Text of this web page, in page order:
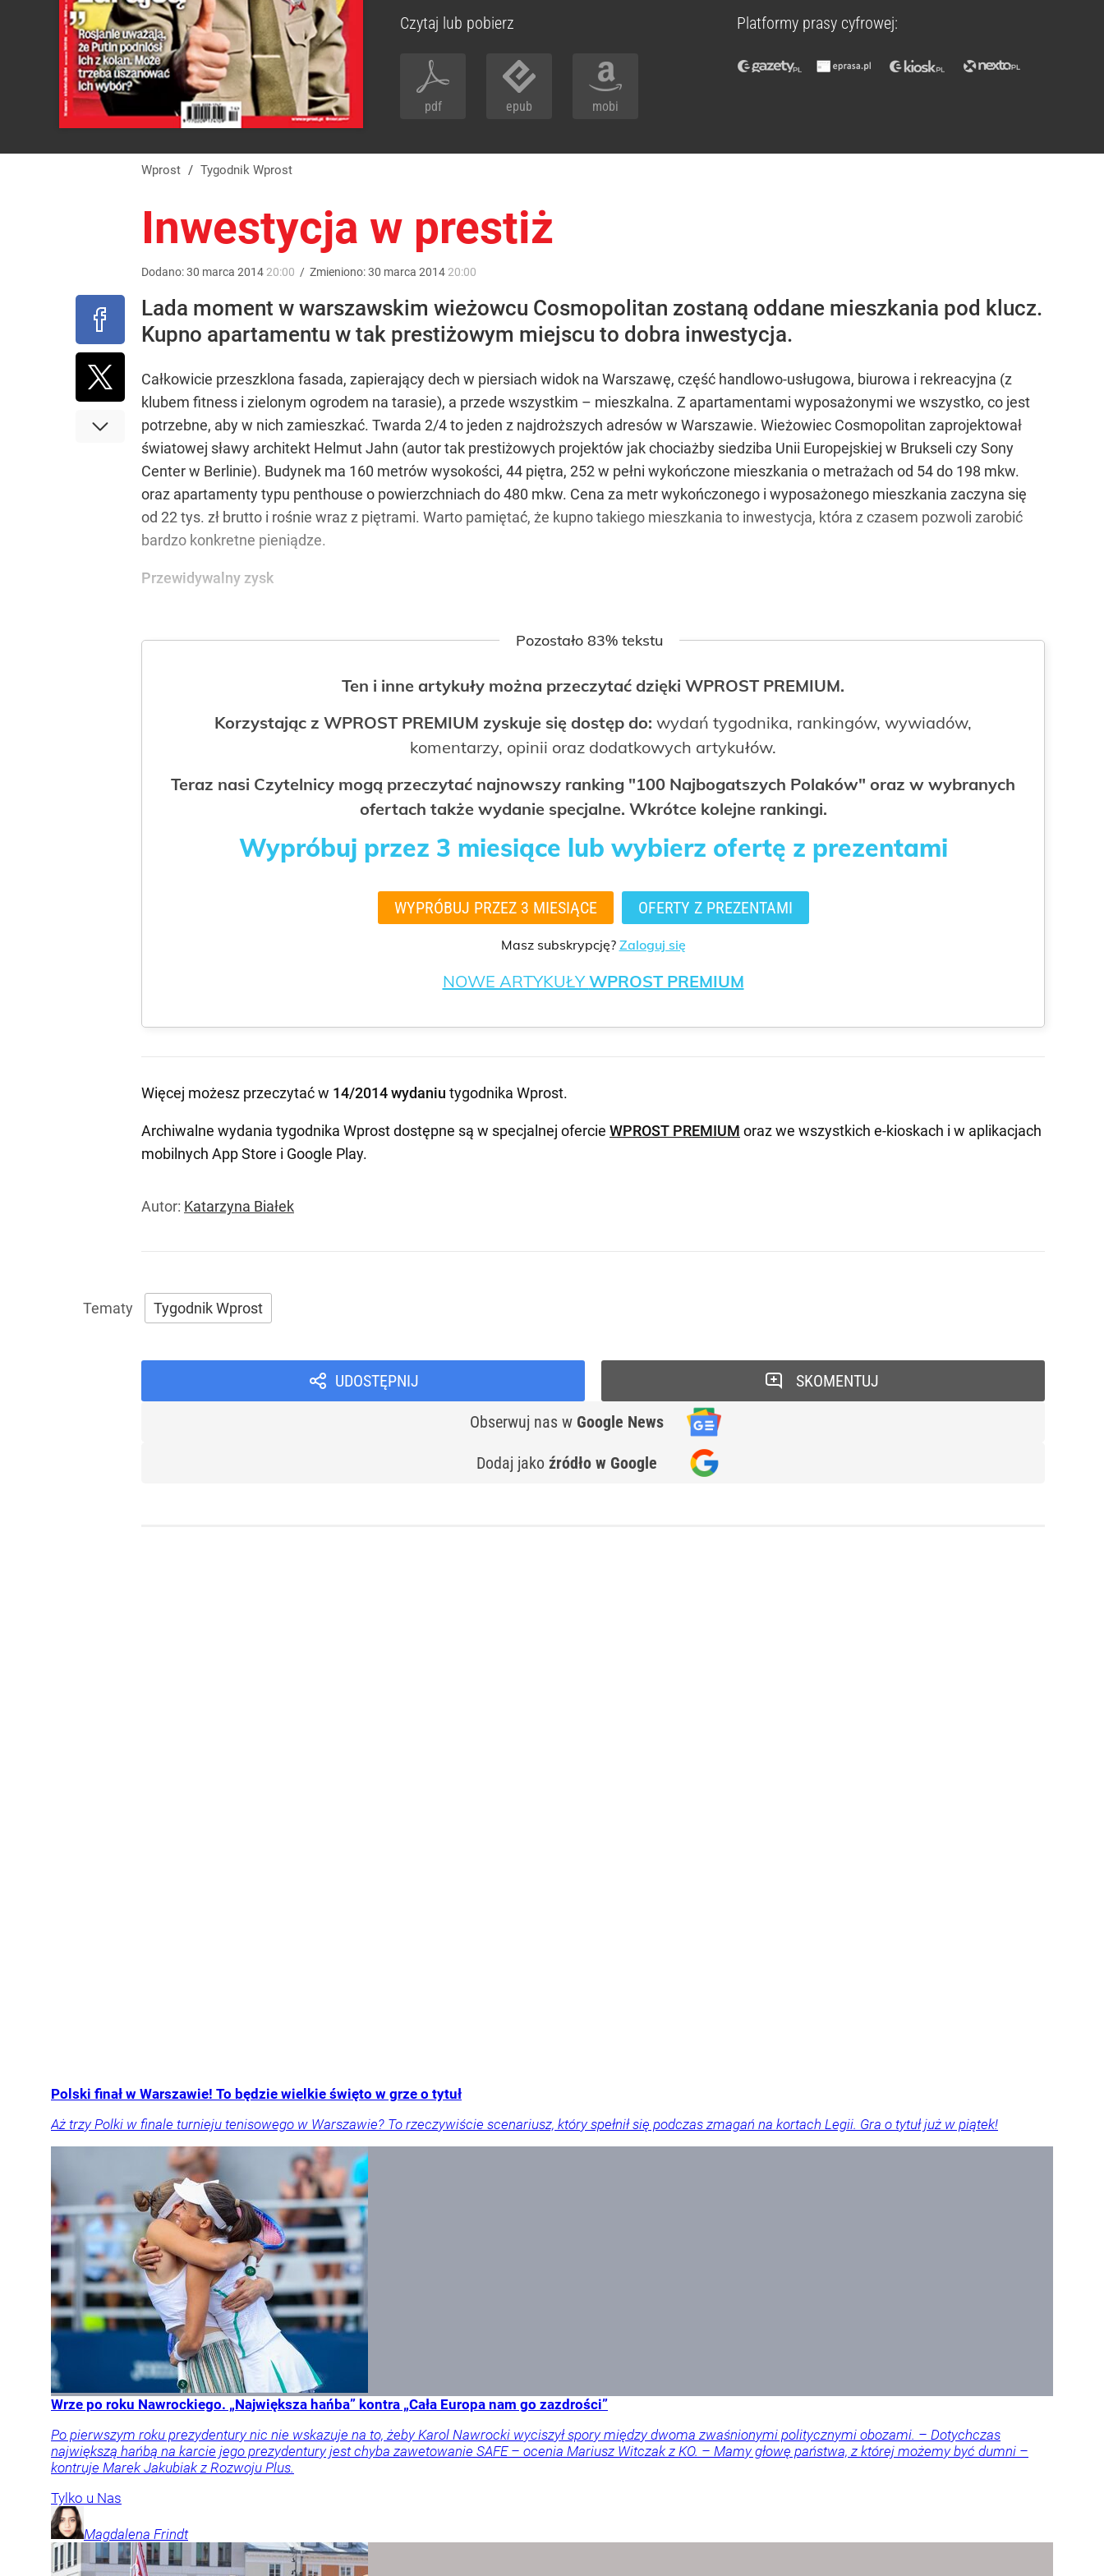
Czytaj lub pobierz
pdf epub mobi
Platformy prasy cyfrowej:
Wprost / Tygodnik Wprost
Inwestycja w prestiż
Dodano:30 marca 2014 20:00 / Zmieniono:30 marca 2014 20:00
Lada moment w warszawskim wieżowcu Cosmopolitan zostaną oddane mieszkania pod klucz.
Kupno apartamentu w tak prestiżowym miejscu to dobra inwestycja.
Całkowicie przeszklona fasada, zapierający dech w piersiach widok na Warszawę, część handlowo-usługowa, biurowa i rekreacyjna (z
klubem fitness i zielonym ogrodem na tarasie), a przede wszystkim – mieszkalna. Z apartamentami wyposażonymi we wszystko, co jest
potrzebne, aby w nich zamieszkać. Twarda 2/4 to jeden z najdroższych adresów w Warszawie. Wieżowiec Cosmopolitan zaprojektował
światowej sławy architekt Helmut Jahn (autor tak prestiżowych projektów jak chociażby siedziba Unii Europejskiej w Brukseli czy Sony
Center w Berlinie). Budynek ma 160 metrów wysokości, 44 piętra, 252 w pełni wykończone mieszkania o metrażach od 54 do 198 mkw.
oraz apartamenty typu penthouse o powierzchniach do 480 mkw. Cena za metr wykończonego i wyposażonego mieszkania zaczyna się
od 22 tys. zł brutto i rośnie wraz z piętrami. Warto pamiętać, że kupno takiego mieszkania to inwestycja, która z czasem pozwoli zarobić
bardzo konkretne pieniądze.
Przewidywalny zysk
Pozostało 83% tekstu
Ten i inne artykuły można przeczytać dzięki WPROST PREMIUM.
Korzystając z WPROST PREMIUM zyskuje się dostęp do: wydań tygodnika, rankingów, wywiadów,
komentarzy, opinii oraz dodatkowych artykułów.
Teraz nasi Czytelnicy mogą przeczytać najnowszy ranking "100 Najbogatszych Polaków" oraz w wybranych
ofertach także wydanie specjalne. Wkrótce kolejne rankingi.
Wypróbuj przez 3 miesiące lub wybierz ofertę z prezentami
WYPRÓBUJ PRZEZ 3 MIESIĄCE OFERTY Z PREZENTAMI
Masz subskrypcję? Zaloguj się
NOWE ARTYKUŁYWPROST PREMIUM
Więcej możesz przeczytać w 14/2014 wydaniu tygodnika Wprost.
Archiwalne wydania tygodnika Wprost dostępne są w specjalnej ofercie WPROST PREMIUM oraz we wszystkich e-kioskach i w aplikacjach
mobilnych App Store i Google Play.
Autor: Katarzyna Białek
Tygodnik Wprost
UDOSTĘPNIJ
Obserwuj nas w Google News
Dodaj jako źródło w Google
SKOMENTUJ
Polski finał w Warszawie! To będzie wielkie święto w grze o tytuł
Aż trzy Polki w finale turnieju tenisowego w Warszawie? To rzeczywiście scenariusz, który spełnił się podczas zmagań na kortach Legii. Gra o tytuł już w piątek!
Wrze po roku Nawrockiego. „Największa hańba” kontra „Cała Europa nam go zazdrości”
Po pierwszym roku prezydentury nic nie wskazuje na to, żeby Karol Nawrocki wyciszył spory między dwoma zwaśnionymi politycznymi obozami. – Dotychczas
największą hańbą na karcie jego prezydentury jest chyba zawetowanie SAFE – ocenia Mariusz Witczak z KO. – Mamy głowę państwa, z której możemy być dumni –
kontruje Marek Jakubiak z Rozwoju Plus.
Tylko u Nas
Magdalena Frindt